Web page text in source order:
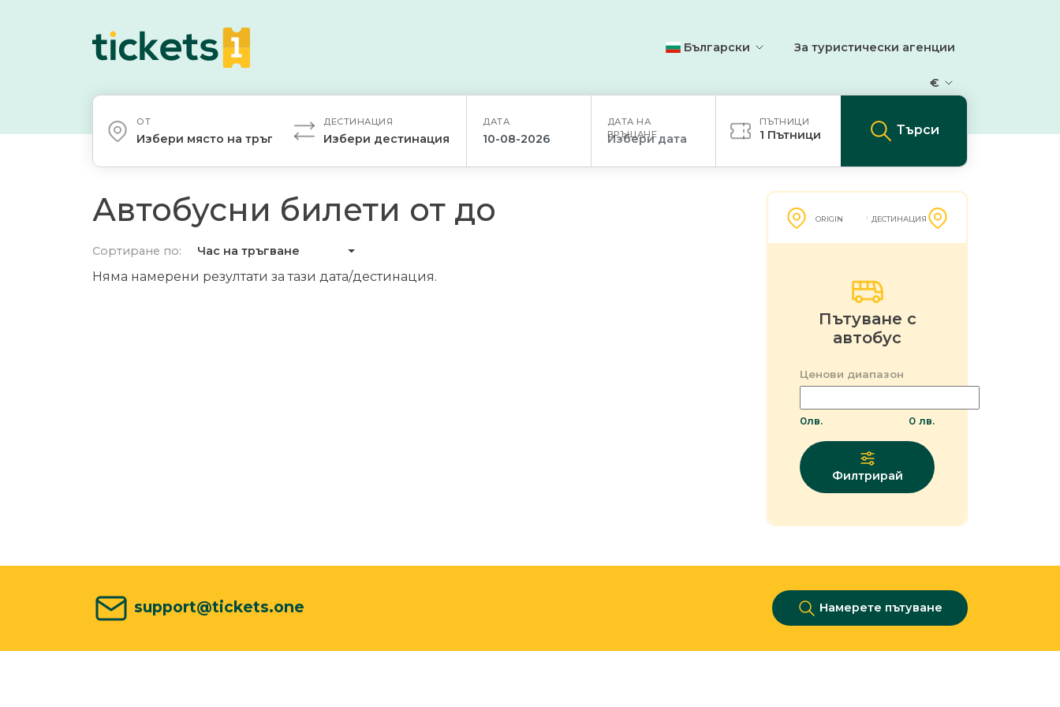
Български За туристически агенции
€
ОТ
Избери място на тръгване
ДЕСТИНАЦИЯ
Избери дестинация
ДАТА
ДАТА НА
ВРЪЩАНЕ
ПЪТНИЦИ
1 Пътници Търси
Автобусни билети от до
Сортиране по: Час на тръгване
Няма намерени резултати за тази дата/дестинация.
ORIGIN ДЕСТИНАЦИЯ
Пътуване с
автобус
Ценови диапазон
0лв. 0 лв.
Филтрирай
support@tickets.one Намерете пътуване